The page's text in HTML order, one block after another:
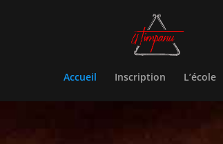
Accueil Inscription L’école